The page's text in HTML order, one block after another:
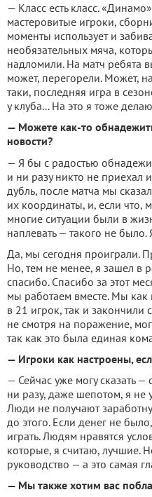
— Класс есть класс.
мастеровитые игроки,
моменты использует и
необязательных мяча,
надломили. На матч ребята
может, перегорели. Может,
таки, последняя игра в
у клуба... На это я тоже
— Можете как-то
новости?
— Я бы с радостью
и ни разу никто не приехал
дубль, после матча мы
их координаты, и, если что,
многие ситуации были в
наплевать — такого не
Да, мы сегодня проиграли.
Но, тем не менее, я зашел в
спасибо. Спасибо за этот
мы работаем вместе. Мы
в 21 игрок, так и
не смотря на поражение,
так как это была единая
— Игроки как настроены,
— Сейчас уже могу сказать
ни разу, даже шепотом, я не
Люди не получают
до этого. Если денег не
играть. Людям нравятся
которые, я считаю, лучшие.
руководство — а это самая
— Мы также хотим вас